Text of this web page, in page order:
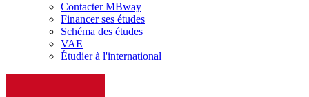
Contacter MBway
Financer ses études
Schéma des études
VAE
Étudier à l'international